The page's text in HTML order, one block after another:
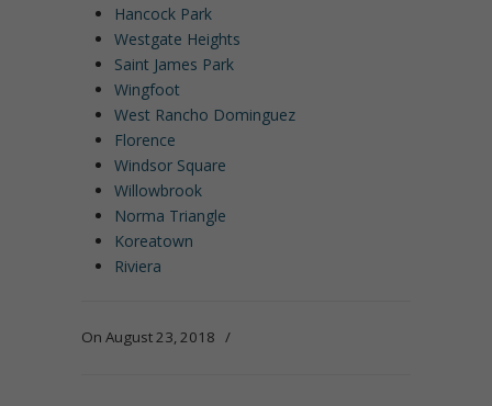
Hancock Park
Westgate Heights
Saint James Park
Wingfoot
West Rancho Dominguez
Florence
Windsor Square
Willowbrook
Norma Triangle
Koreatown
Riviera
On August 23, 2018 /